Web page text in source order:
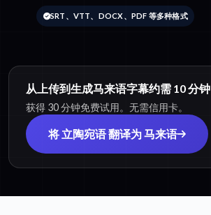
SRT、VTT、DOCX、PDF 等多种格式
从上传到生成马来语字幕约需 10 分钟
获得 30 分钟免费试用。无需信用卡。
将 立陶宛语 翻译为 马来语